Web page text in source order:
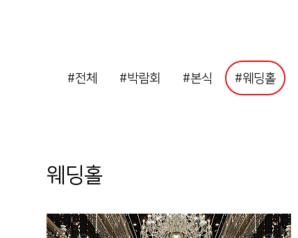
#전체 #박람회 #본식 #웨딩홀
웨딩홀